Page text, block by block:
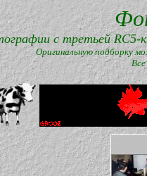
с третьей RC5-
Оригинальную подборку